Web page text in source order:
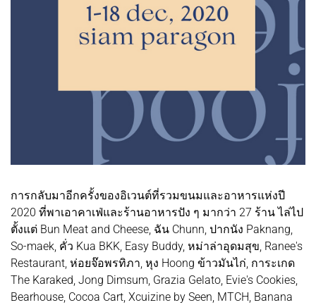
การกลับมาอีกครั้งของอิเวนต์ที่รวมขนมและอาหารแห่งปี
2020 ที่พาเอาคาเฟ่และร้านอาหารปัง ๆ มากว่า 27 ร้าน ไล่ไป
ตั้งแต่ Bun Meat and Cheese, ฉัน Chunn, ปากนัง Paknang,
So-maek, คั่ว Kua BKK, Easy Buddy, หม่าล่าอุดมสุข, Ranee's
Restaurant, ห่อยจ๊อพรทิภา, หุง Hoong ข้าวมันไก่, การะเกด
The Karaked, Jong Dimsum, Grazia Gelato, Evie's Cookies,
Bearhouse, Cocoa Cart, Xcuizine by Seen, MTCH, Banana